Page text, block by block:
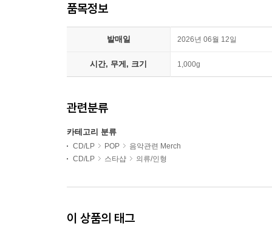
품목정보
발매일 2026년 06월 12일
시간, 무게, 크기 1,000g
관련분류
카테고리 분류
CD/LP POP
음악관련 Merch
CD/LP
스타샵 의류/인형
이 상품의 태그